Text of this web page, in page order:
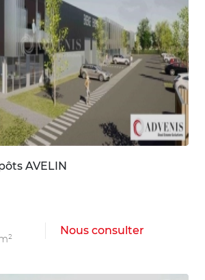
AVELIN
Nous consulter